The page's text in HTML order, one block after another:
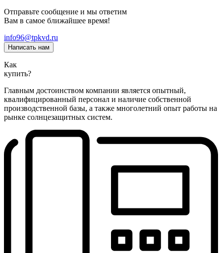
Отправьте сообщение и мы ответим
Вам в самое ближайшее время!
info96@tpkvd.ru
Написать нам
Как
купить?
Главным достоинством компании является опытный,
квалифицированный персонал и наличие собственной
производственной базы, а также многолетний опыт работы на
рынке солнцезащитных систем.